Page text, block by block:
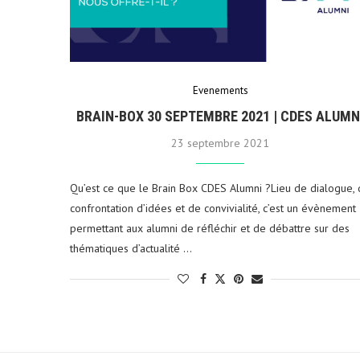
Evenements
BRAIN-BOX 30 SEPTEMBRE 2021 | CDES
23 septembre 2021
Qu’est ce que le Brain Box CDES Alumni ?Lieu de dialogue,
confrontation d’idées et de convivialité, c’est un évènement
permettant aux alumni de réfléchir et de débattre sur des
thématiques d’actualité …